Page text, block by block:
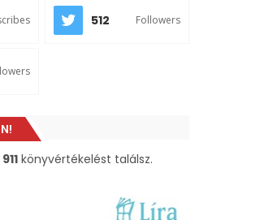
512 Followers
911 könyvértékelést találsz.